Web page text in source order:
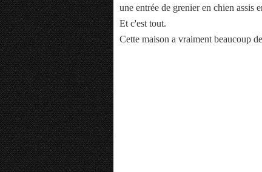
une entrée de grenier en chien assis
Et c'est tout.
Cette maison a vraiment beaucoup